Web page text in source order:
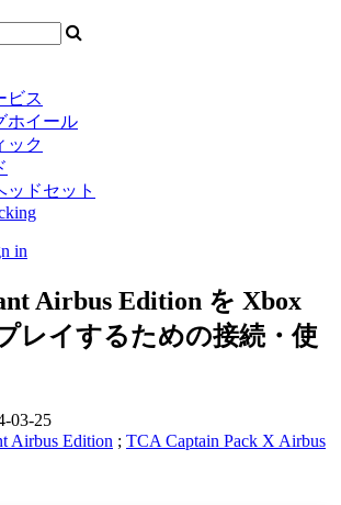
ビス
ホイール
ック
ッドセット
in
Airbus Edition を Xbox
レイするための接続・使
03-25
Airbus Edition ; TCA Captain Pack X Airbus